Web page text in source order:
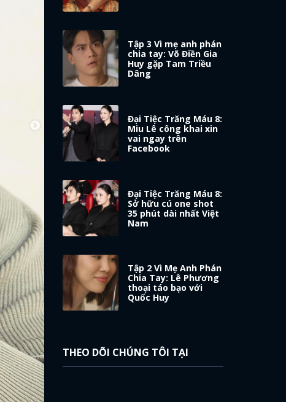
Tập 3 Vì mẹ anh phán
chia tay: Võ Điền Gia
Huy gặp Tam Triều
Dâng
Đại Tiệc Trăng Máu 8:
Miu Lê công khai xin
vai ngay trên
Facebook
Đại Tiệc Trăng Máu 8:
Sở hữu cú one shot
35 phút dài nhất Việt
Nam
Tập 2 Vì Mẹ Anh Phán
Chia Tay: Lê Phương
thoại táo bạo với
Quốc Huy
THEO DÕI CHÚNG TÔI TẠI